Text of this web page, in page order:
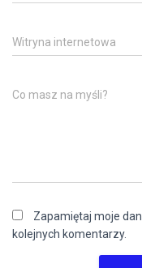
Witryna internetowa
Co masz na myśli?
Zapamiętaj moje
kolejnych komentarzy.